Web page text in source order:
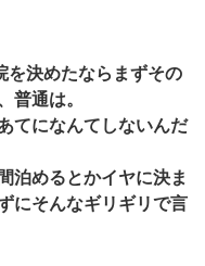
を決めたならまずその
普通は。
てになんてしないんだ
泊めるとかイヤに決ま
にそんなギリギリで言